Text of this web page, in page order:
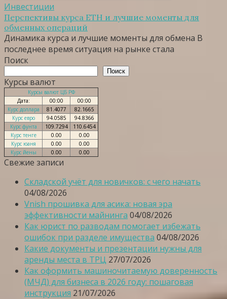
Инвестиции
Перспективы курса ETH и лучшие моменты для
обменных операций
Динамика курса и лучшие моменты для обмена В
последнее время ситуация на рынке стала
Поиск
Поиск
Курсы валют
Курсы валют ЦБ РФ
Дата:
00:00
00:00
Курс доллара
81.4077
82.1665
Курс евро
94.0585
94.8366
Курс фунта
109.7294
110.6454
Курс тенге
0.00
0.00
Курс юаня
0.00
0.00
Курс йены
0.00 0.00
Свежие записи
Складской учёт для новичков: с чего начать
04/08/2026
Vnish прошивка для асика: новая эра
эффективности майнинга 04/08/2026
Как юрист по разводам помогает избежать
ошибок при разделе имущества 04/08/2026
Какие документы и презентации нужны для
аренды места в ТРЦ 27/07/2026
Как оформить машиночитаемую доверенность
(МЧД) для бизнеса в 2026 году: пошаговая
инструкция 21/07/2026